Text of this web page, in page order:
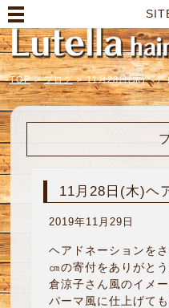
TOP > ブログ > 11月28日(木)ヘア
11月28日(木)ヘ
2019年11月29日
ヘアドネーションを
㎝の寄付をありがと
倉涼子さん風のイメ
パーマ風に仕上げて